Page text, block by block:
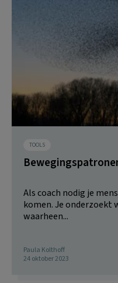
TOOLS
Als coach nodig je
komen. Je onderzoekt
waarheen...
Paula Kolthoff
24 oktober 2023